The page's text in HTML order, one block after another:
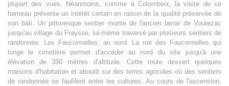
plupart des vues. Néanmoins, comme à Colombeix, la visite de ce
hameau présente un intérét certain en raison de la qualité préservée de
son bâti. Un pittoresque sentier monte de l'ancien lavoir de Voutezac
jusqu'au village du Fraysse, lui-méme traversé par plusieurs sentiers de
randonnée. Les Fauconnelles, au nord. La rue des Fauconnelles qui
longe le cimetière permet d'accéder au nord du site jusqu'à une
élévation de 350 mètres d'altitude. Cette route dessert quelques
maisons d'habitation et aboutit sur des terres agricoles où des sentiers
de randonnée se faufilent entre les cultures. Au cours de l'ascension,